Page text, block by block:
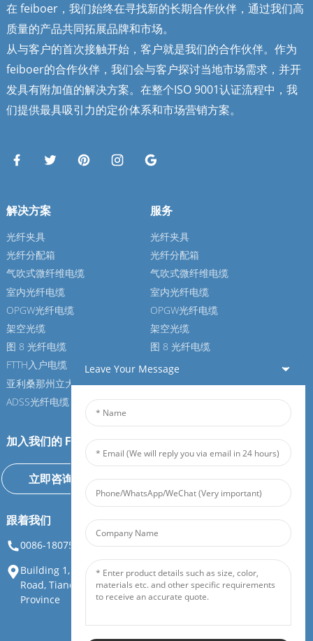
在 feiboer，我们始终在寻找新的长期合作伙伴，通过我们高
质量的产品共同拓展品牌和市场。
从与客户的首次接触开始，客户就是我们的合作伙伴。作为
feiboer的合作伙伴，我们会与客户探讨当地市场需求，并开
发具有附加值的解决方案。在整个ISO 9001认证流程中，我
们提供最具吸引力的定价体系和市场营销方案。
解决方案
光纤夹具
光纤分配箱
气吹式微纤维电缆
室内光纤电缆
OPGW光纤电缆
架空光缆
图 8 光纤电缆
FTTH入户电缆
亚利桑那州立大学光纤电缆
ADSS光纤电缆
服务
光纤夹具
光纤分配箱
气吹式微纤维电缆
室内光纤电缆
OPGW光纤电缆
架空光缆
图 8 光纤电缆
FTTH入户电缆
亚利桑那州立大学光纤电缆
ADSS光纤电缆
加入我们的 Feiboer
立即咨询
跟着我们
0086-18075108880
info@feiboer.com.cn
Building 1, Zhongjianbaobao Mansion, No. 30, Lianhu 3rd
Road, Tianding Street, Yuelu District, Changsha City, Hunan
Province
Leave Your Message